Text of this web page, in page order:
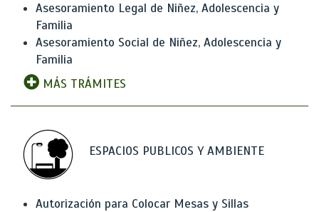
Asesoramiento Legal de Niñez, Adolescencia y
Familia
Asesoramiento Social de Niñez, Adolescencia y
Familia
MÁS TRÁMITES
ESPACIOS PUBLICOS Y AMBIENTE
Autorización para Colocar Mesas y Sillas